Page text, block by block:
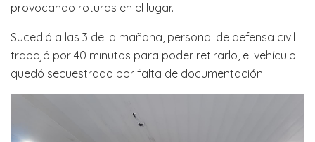
provocando roturas en el lugar.
Sucedió a las 3 de la mañana, personal de defensa civil
trabajó por 40 minutos para poder retirarlo, el vehículo
quedó secuestrado por falta de documentación.